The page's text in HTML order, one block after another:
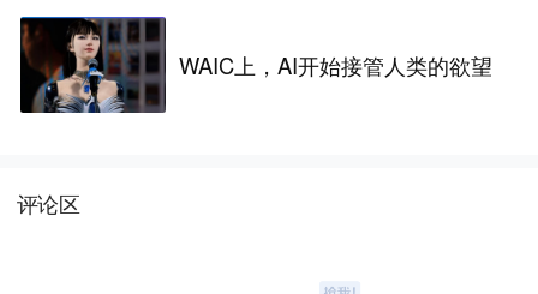
WAIC上，AI开始接管人类的欲望
评论区